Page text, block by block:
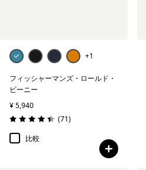
+1
フィッシャーマンズ・ロールド・
ビーニー
¥ 5,940
評価: 4.4 / 5
(71レビュー
)
比較